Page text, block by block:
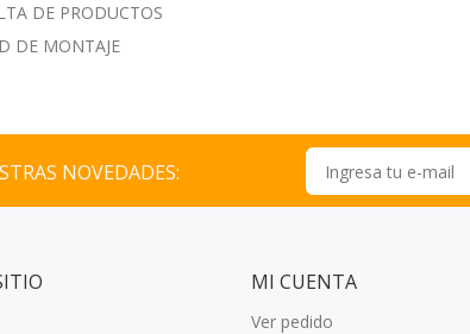
DE PRODUCTOS
DE MONTAJE
NOVEDADES:
MI CUENTA
Ver pedido